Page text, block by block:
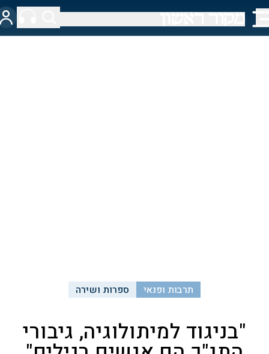
תרבות ופנאי ספרות ושירה
"בניגוד למיתולוגיה, גיבורי